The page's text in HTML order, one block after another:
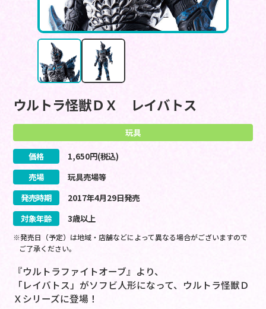
ウルトラ怪獣ＤＸ レイバトス
玩具
価格 1,650円(税込)
売場
玩具売場等
発売時期
2017年4月29日発売
対象年齢
3歳以上
※発売日（予定）は地域・店舗などによって異なる場合がございますので
ご了承ください。
『ウルトラファイトオーブ』より、
「レイバトス」がソフビ人形になって、ウルトラ怪獣Ｄ
Ｘシリーズに登場！